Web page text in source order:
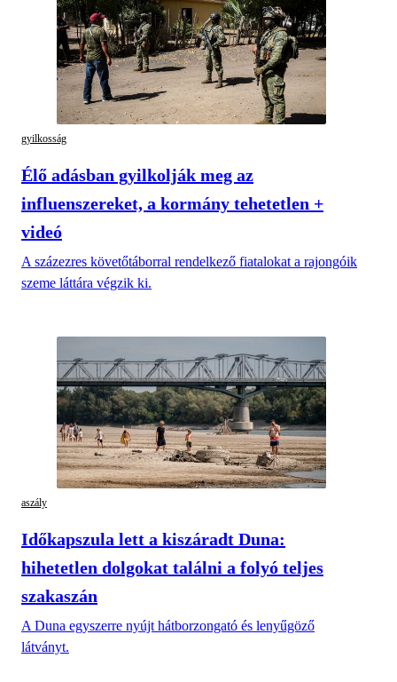
gyilkosság
Élő adásban gyilkolják meg az
influenszereket, a kormány tehetetlen +
videó
A százezres követőtáborral rendelkező fiatalokat a rajongóik
szeme láttára végzik ki.
aszály
Időkapszula lett a kiszáradt Duna:
hihetetlen dolgokat találni a folyó teljes
szakaszán
A Duna egyszerre nyújt hátborzongató és lenyűgöző
látványt.